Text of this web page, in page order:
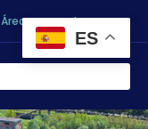
Área personal
ES